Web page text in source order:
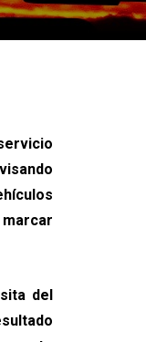
del